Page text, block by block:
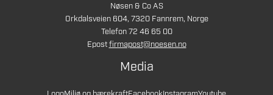
Nøsen & Co AS
Orkdalsveien 604, 7320 Fannrem, Norge
Telefon 72 46 65 00
Epostfirmapost@noesen.no
Media